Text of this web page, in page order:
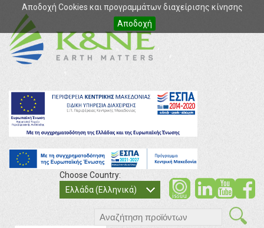
Αποδοχή Cookies και προγραμμάτων διαχείρισης κίνησης
Αποδοχή
Choose Country:
Ελλάδα (Ελληνικά)